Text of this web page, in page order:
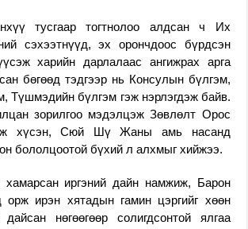
тусгаар тогтнолоо алдсан ч Их
сэхээтнүүд, эх орончдоос бүрдсэн
харийн дарлалаас ангижрах арга
бөгөөд тэдгээр нь Консулын бүлгэм,
Түшмэдийн бүлгэм гэж нэрлэгдэж байв.
зорилгоо мэдэлцэж Зөвлөлт Орос
хүсэн, Сюй Шү Жаны амь насанд
бололцоотой бүхий л алхмыг хийжээ.
иргэний дайн намжиж, Барон
орж ирэн хятадын гамин цэргийг хөөн
нөгөөгөөр солигдсонтой ялгаа